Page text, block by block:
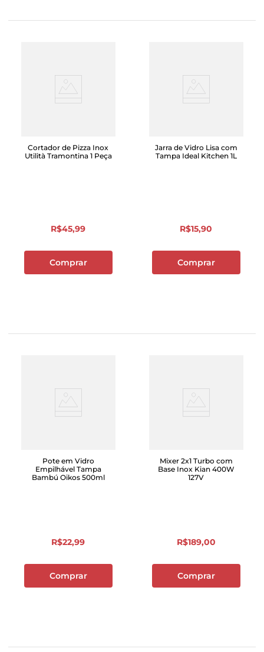
Cortador de Pizza Inox
Utilità Tramontina 1 Peça
R$45,99
Comprar
Jarra de Vidro Lisa com
Tampa Ideal Kitchen 1L
R$15,90
Comprar
Pote em Vidro
Empilhável Tampa
Bambú Oikos 500ml
R$22,99
Comprar
Mixer 2x1 Turbo com
Base Inox Kian 400W
127V
R$189,00
Comprar